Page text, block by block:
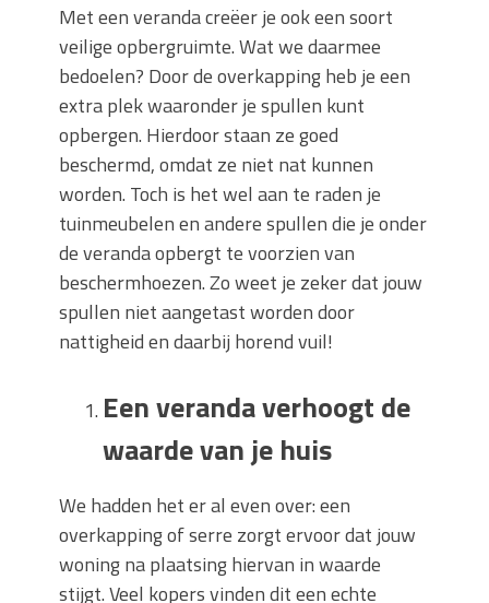
Met een veranda creëer je ook een soort
veilige opbergruimte. Wat we daarmee
bedoelen? Door de overkapping heb je een
extra plek waaronder je spullen kunt
opbergen. Hierdoor staan ze goed
beschermd, omdat ze niet nat kunnen
worden. Toch is het wel aan te raden je
tuinmeubelen en andere spullen die je onder
de veranda opbergt te voorzien van
beschermhoezen. Zo weet je zeker dat jouw
spullen niet aangetast worden door
nattigheid en daarbij horend vuil!
Een veranda verhoogt de
waarde van je huis
We hadden het er al even over: een
overkapping of serre zorgt ervoor dat jouw
woning na plaatsing hiervan in waarde
stijgt. Veel kopers vinden dit een echte